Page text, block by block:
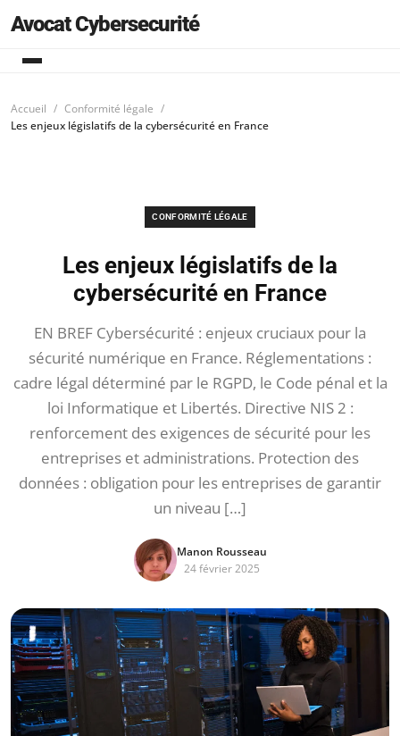
Avocat Cybersecurité
Accueil
Conformité légale
Les enjeux législatifs de la cybersécurité en France
CONFORMITÉ LÉGALE
Les enjeux législatifs de la
cybersécurité en France
EN BREF Cybersécurité : enjeux cruciaux pour la
sécurité numérique en France. Réglementations :
cadre légal déterminé par le RGPD, le Code pénal et la
loi Informatique et Libertés. Directive NIS 2 :
renforcement des exigences de sécurité pour les
entreprises et administrations. Protection des
données : obligation pour les entreprises de garantir
un niveau […]
Manon Rousseau
24 février 2025